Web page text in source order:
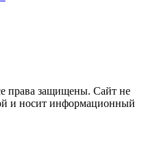
права защищены. Сайт не
и носит информационный